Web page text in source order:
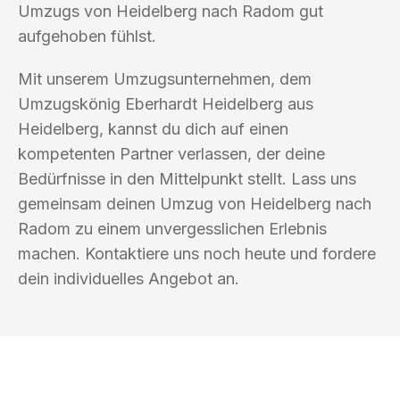
Umzugs von Heidelberg nach Radom gut
aufgehoben fühlst.
Mit unserem Umzugsunternehmen, dem
Umzugskönig Eberhardt Heidelberg aus
Heidelberg, kannst du dich auf einen
kompetenten Partner verlassen, der deine
Bedürfnisse in den Mittelpunkt stellt. Lass uns
gemeinsam deinen Umzug von Heidelberg nach
Radom zu einem unvergesslichen Erlebnis
machen. Kontaktiere uns noch heute und fordere
dein individuelles Angebot an.